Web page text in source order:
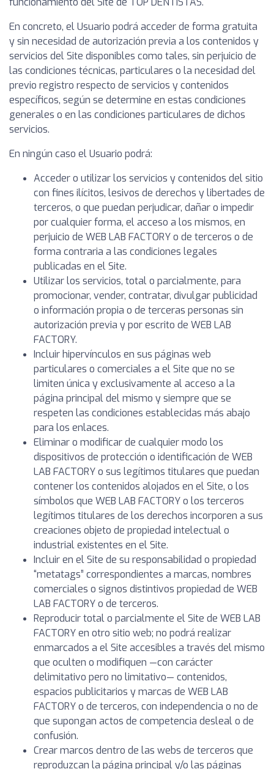
En concreto, el Usuario podrá acceder de forma gratuita
y sin necesidad de autorización previa a los contenidos y
servicios del Site disponibles como tales, sin perjuicio de
las condiciones técnicas, particulares o la necesidad del
previo registro respecto de servicios y contenidos
específicos, según se determine en estas condiciones
generales o en las condiciones particulares de dichos
servicios.
En ningún caso el Usuario podrá:
Acceder o utilizar los servicios y contenidos del sitio
con fines ilícitos, lesivos de derechos y libertades de
terceros, o que puedan perjudicar, dañar o impedir
por cualquier forma, el acceso a los mismos, en
perjuicio de WEB LAB FACTORY o de terceros o de
forma contraria a las condiciones legales
publicadas en el Site.
Utilizar los servicios, total o parcialmente, para
promocionar, vender, contratar, divulgar publicidad
o información propia o de terceras personas sin
autorización previa y por escrito de WEB LAB
FACTORY.
Incluir hipervínculos en sus páginas web
particulares o comerciales a el Site que no se
limiten única y exclusivamente al acceso a la
página principal del mismo y siempre que se
respeten las condiciones establecidas más abajo
para los enlaces.
Eliminar o modificar de cualquier modo los
dispositivos de protección o identificación de WEB
LAB FACTORY o sus legítimos titulares que puedan
contener los contenidos alojados en el Site, o los
símbolos que WEB LAB FACTORY o los terceros
legítimos titulares de los derechos incorporen a sus
creaciones objeto de propiedad intelectual o
industrial existentes en el Site.
Incluir en el Site de su responsabilidad o propiedad
“metatags” correspondientes a marcas, nombres
comerciales o signos distintivos propiedad de WEB
LAB FACTORY o de terceros.
Reproducir total o parcialmente el Site de WEB LAB
FACTORY en otro sitio web; no podrá realizar
enmarcados a el Site accesibles a través del mismo
que oculten o modifiquen —con carácter
delimitativo pero no limitativo— contenidos,
espacios publicitarios y marcas de WEB LAB
FACTORY o de terceros, con independencia o no de
que supongan actos de competencia desleal o de
confusión.
Crear marcos dentro de las webs de terceros que
reproduzcan la página principal y/o las páginas